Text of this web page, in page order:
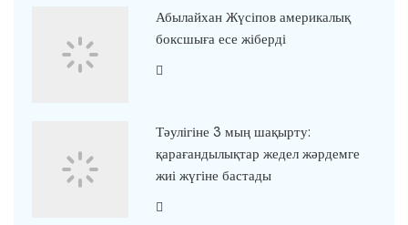
Абылайхан Жүсіпов америкалық
боксшыға есе жіберді
Тәулігіне 3 мың шақырту:
қарағандылықтар жедел жәрдемге
жиі жүгіне бастады